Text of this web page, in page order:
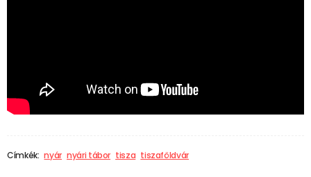
Címkék: nyár nyári tábor tisza tiszaföldvár